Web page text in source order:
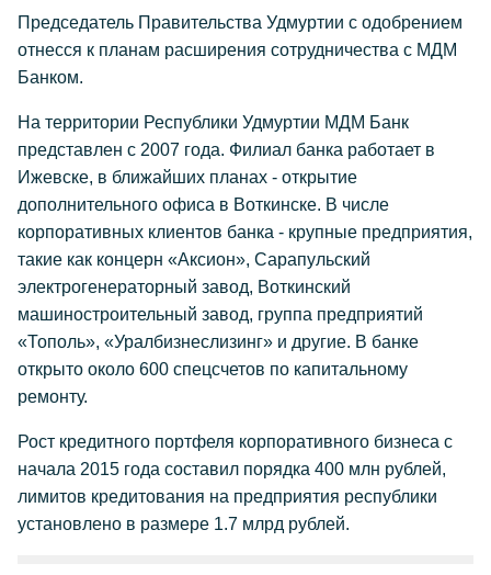
Председатель Правительства Удмуртии с одобрением
отнесся к планам расширения сотрудничества с МДМ
Банком.
На территории Республики Удмуртии МДМ Банк
представлен с 2007 года. Филиал банка работает в
Ижевске, в ближайших планах - открытие
дополнительного офиса в Воткинске. В числе
корпоративных клиентов банка - крупные предприятия,
такие как концерн «Аксион», Сарапульский
электрогенераторный завод, Воткинский
машиностроительный завод, группа предприятий
«Тополь», «Уралбизнеслизинг» и другие. В банке
открыто около 600 спецсчетов по капитальному
ремонту.
Рост кредитного портфеля корпоративного бизнеса с
начала 2015 года составил порядка 400 млн рублей,
лимитов кредитования на предприятия республики
установлено в размере 1.7 млрд рублей.